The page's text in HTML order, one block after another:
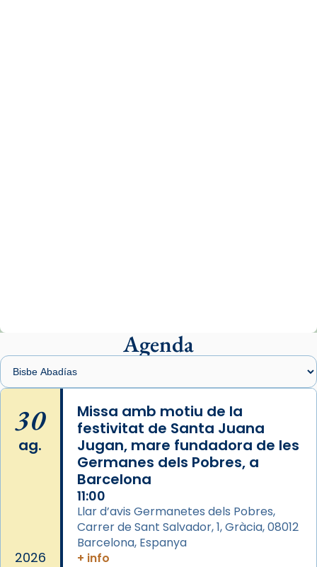
presidit aquest 27 de juliol la missa de Les
Santes de Mataró.
🔗
📸 J. Merino
Photo
View on Facebook Share
Arquebisbat de Barcelona
de Barcelona.
2 weeks ago
Aquest dilluns, 27 de juliol, ha tingut lloc la
missa d’acció de gràcies en agraïment al
Agenda
30
ag.
2026
Missa amb motiu de la
festivitat de Santa Juana
Jugan, mare fundadora de les
Germanes dels Pobres, a
Barcelona
11:00
Llar d’avis Germanetes dels Pobres,
Carrer de Sant Salvador, 1, Gràcia, 08012
Barcelona, Espanya
+ info